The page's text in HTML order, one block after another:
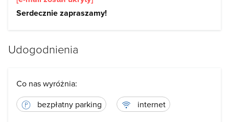
Serdecznie zapraszamy!
Udogodnienia
Co nas wyróżnia:
bezpłatny parking
internet